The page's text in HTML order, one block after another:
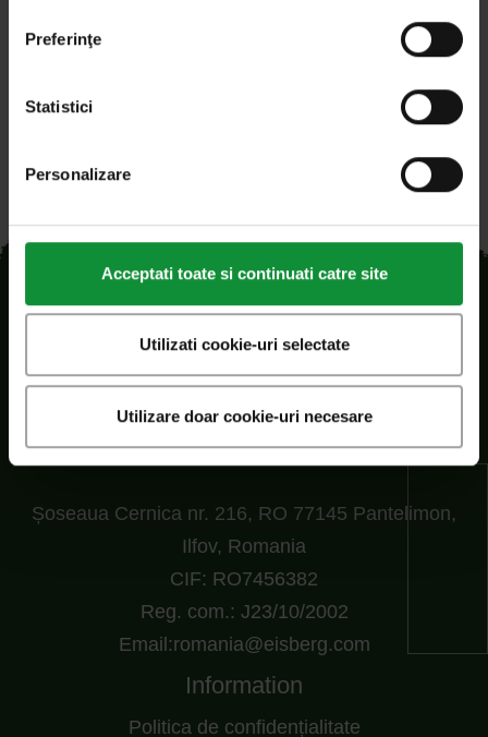
Preferinţe
Statistici
Personalizare
Acceptati toate si continuati catre site
Utilizati cookie-uri selectate
Utilizare doar cookie-uri necesare
SC Eisberg s.r.l.
Șoseaua Cernica nr. 216, RO 77145 Pantelimon,
Ilfov, Romania
CIF: RO7456382
Reg. com.: J23/10/2002
Email:romania@eisberg.com
Information
Politica de confidențialitate